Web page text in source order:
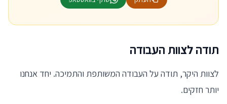
תודה לצוות העבודה
לצוות היקר, תודה על העבודה המשותפת והתמיכה. יחד אנחנו
יותר חזקים.